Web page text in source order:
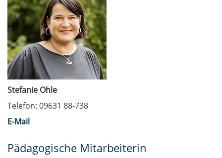
Stefanie Ohle
Telefon: 09631 88-738
E-Mail
Pädagogische Mitarbeiterin